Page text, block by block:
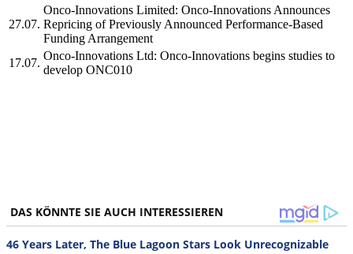
27.07.
Onco-Innovations Limited: Onco-Innovations Announces
Repricing of Previously Announced Performance-Based
Funding Arrangement
17.07.
Onco-Innovations Ltd: Onco-Innovations begins studies to
develop ONC010